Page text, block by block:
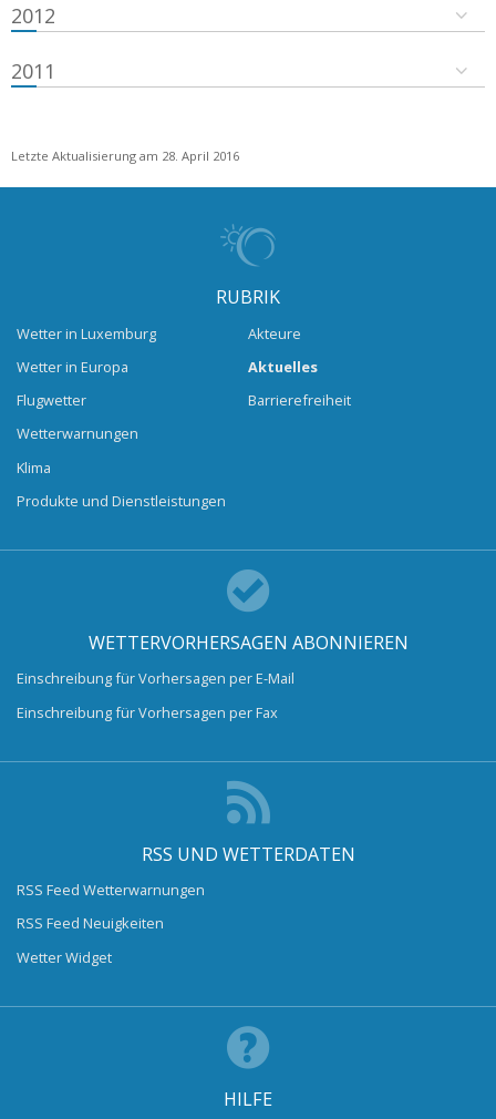
2012
2011
Letzte Aktualisierung am 28. April 2016
RUBRIK
Wetter in Luxemburg
Wetter in Europa
Flugwetter
Wetterwarnungen
Klima
Produkte und Dienstleistungen
Akteure
Aktuelles
Barrierefreiheit
WETTERVORHERSAGEN ABONNIEREN
Einschreibung für Vorhersagen per E-Mail
Einschreibung für Vorhersagen per Fax
RSS UND WETTERDATEN
RSS Feed Wetterwarnungen
RSS Feed Neuigkeiten
Wetter Widget
HILFE